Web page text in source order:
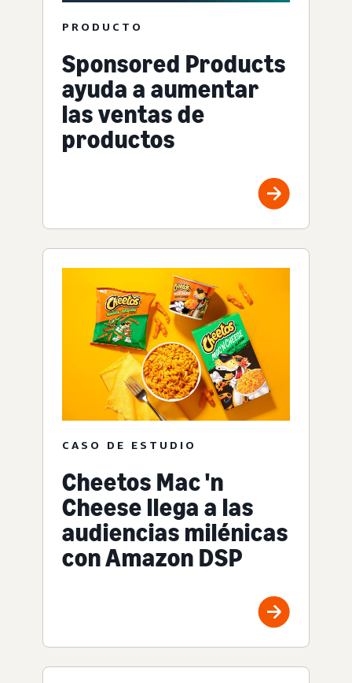
PRODUCTO
Sponsored Products
ayuda a aumentar
las ventas de
productos
CASO DE ESTUDIO
Cheetos Mac 'n
Cheese llega a las
audiencias milénicas
con Amazon DSP